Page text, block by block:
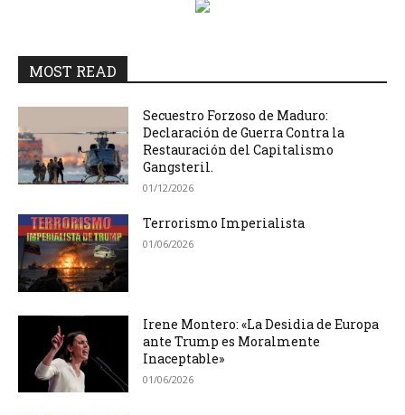
MOST READ
Secuestro Forzoso de Maduro:
Declaración de Guerra Contra la
Restauración del Capitalismo
Gangsteril.
01/12/2026
Terrorismo Imperialista
01/06/2026
Irene Montero: «La Desidia de Europa
ante Trump es Moralmente
Inaceptable»
01/06/2026